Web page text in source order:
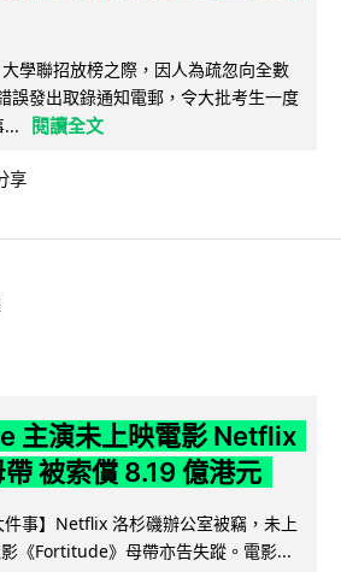
學聯招放榜之際，因人為疏忽向全數
誤發出取錄通知電郵，令大批考生一度
...
閱讀全文
享
主演未上映電影 Netflix
被索償 8.19 億港元
件事】Netflix 洛杉磯辦公室被竊，未上
《Fortitude》母帶亦告失蹤。電影...